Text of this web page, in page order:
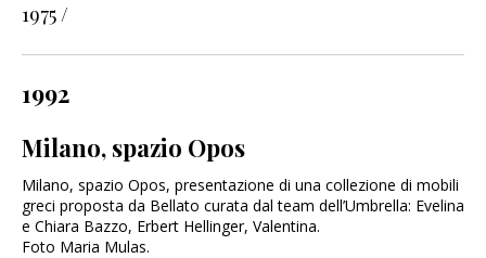
1975 /
1992
Milano, spazio Opos
Milano, spazio Opos, presentazione di una collezione di mobili
greci proposta da Bellato curata dal team dell’Umbrella: Evelina
e Chiara Bazzo, Erbert Hellinger, Valentina.
Foto Maria Mulas.